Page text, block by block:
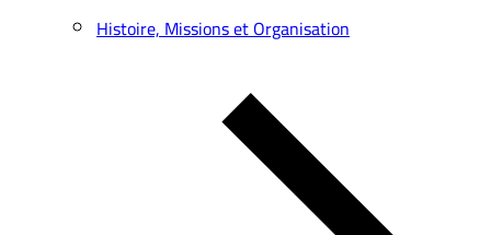
Histoire, Missions et Organisation